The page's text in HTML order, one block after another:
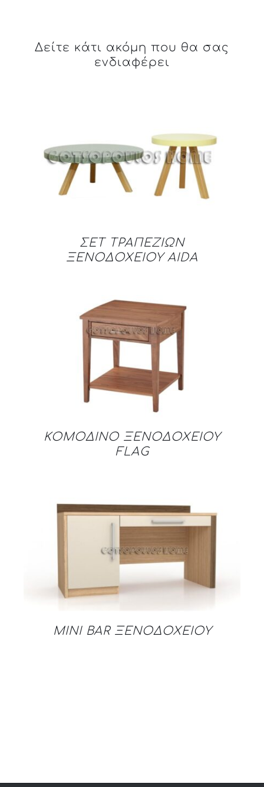
Δείτε κάτι ακόμη που θα σας
ενδιαφέρει
DETAILS
ΣΕΤ ΤΡΑΠΕΖΙΩΝ
ΞΕΝΟΔΟΧΕΙΟΥ AIDA
DETAILS
ΚΟΜΟΔΙΝO ΞΕΝΟΔΟΧΕΙΟΥ
FLAG
DETAILS
MINI BAR ΞΕΝΟΔΟΧΕΙΟΥ